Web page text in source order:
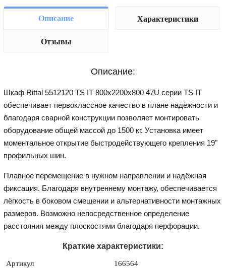
Описание Характеристики
Отзывы
Описание:
Шкаф Rittal 5512120 TS IT 800x2200x800 47U серии TS IT
обеспечивает первоклассное качество в плане надёжности и
благодаря сварной конструкции позволяет монтировать
оборудование общей массой до 1500 кг. Установка имеет
моментальное открытие быстродействующего крепления 19"
профильных шин.
Плавное перемещение в нужном направлении и надёжная
фиксация. Благодаря внутреннему монтажу, обеспечивается
лёгкость в боковом смещении и альтернативности монтажных
размеров. Возможно непосредственное определение
расстояния между плоскостями благодаря перфорации.
Краткие характеристики:
Артикул
166564